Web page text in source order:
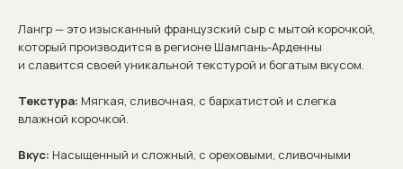
Лангр — это изысканный французский сыр с мытой корочкой,
который производится в регионе Шампань-Арденны
и славится своей уникальной текстурой и богатым вкусом.
Текстура: Мягкая, сливочная, с бархатистой и слегка
влажной корочкой.
Вкус: Насыщенный и сложный, с ореховыми, сливочными